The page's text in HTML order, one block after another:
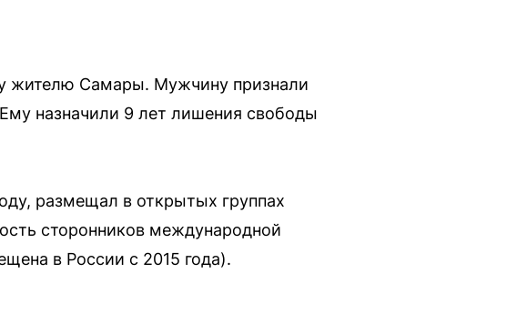
жителю Самары. Мужчину признали
назначили 9 лет лишения свободы
размещал в открытых группах
сторонников международной
в России с 2015 года).